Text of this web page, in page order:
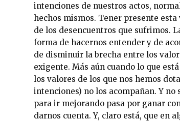
intenciones de nuestros actos,
hechos mismos. Tener presente
de los desencuentros que sufrimos.
forma de hacernos entender y de
de disminuir la brecha entre los
exigente. Más aún cuando lo que
los valores de los que nos hemos
intenciones) no los acompañan. Y
para ir mejorando pasa por ganar
darnos cuenta. Y, claro está, que en